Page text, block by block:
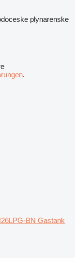
plynarenske
.
BN Gastank